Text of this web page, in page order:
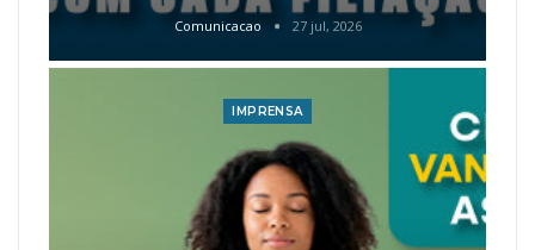
Comunicacao 27 jul, 2026
IMPRENSA